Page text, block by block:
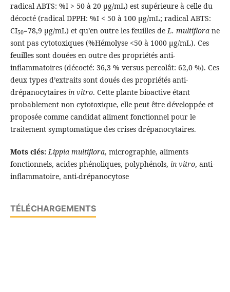
radical ABTS: %I > 50 à 20 µg/mL) est supérieure à celle du
décocté (radical DPPH: %I < 50 à 100 µg/mL; radical ABTS:
CI50=78,9 µg/mL) et qu’en outre les feuilles de L. multiflorane
sont pas cytotoxiques (%Hémolyse <50 à 1000 µg/mL). Ces
feuilles sont douées en outre des propriétés anti-
inflammatoires (décocté: 36,3 % versus percolât: 62,0 %). Ces
deux types d’extraits sont doués des propriétés anti-
drépanocytaires in vitro. Cette plante bioactive étant
probablement non cytotoxique, elle peut être développée et
proposée comme candidat aliment fonctionnel pour le
traitement symptomatique des crises drépanocytaires.
Mots clés: Lippia multiflora, micrographie, aliments
fonctionnels, acides phénoliques, polyphénols, in vitro, anti-
inflammatoire, anti-drépanocytose
TÉLÉCHARGEMENTS